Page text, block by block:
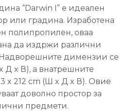
“Darwin I” е идеален
или градина. Изработена
полипропилен, оваа
да издржи различни
димензии се
Д x В), а внатрешните
x 212 cm (Ш x Д x В). Овие
доволно простор за
предмети.